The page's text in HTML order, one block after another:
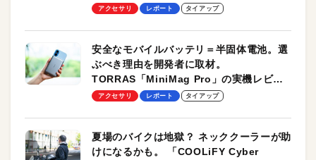
のモバイルユースに最適！
アクセサリ レポート タイアップ
安全なモバイルバッテリ＝半固体電池。選
ぶべき理由を開発者に取材。
TORRAS「MiniMag Pro」の実機レビュ
ーも
アクセサリ レポート タイアップ
夏場のバイクは地獄？ ネッククーラーが助
けになるかも。 「COOLiFY Cyber